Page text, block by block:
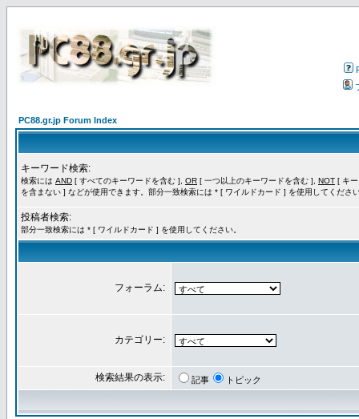
PC88.gr.jp Forum Index
キーワード検索:
検索には AND [ すべてのキーワードを含む ], OR [ 一つ以上のキーワードを含む ], NOT [ キ
を含まない ] などが使用できます。部分一致検索には * [ ワイルドカード ] を使用してくださ
投稿者検索:
部分一致検索には * [ ワイルドカード ] を使用してください。
フォーラム:
カテゴリー:
検索結果の表示: 記事 トピック